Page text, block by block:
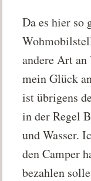
Da es hier so
andere Art an
mein Glück
ist übrigens
in der Regel
und Wasser.
den Camper
bezahlen